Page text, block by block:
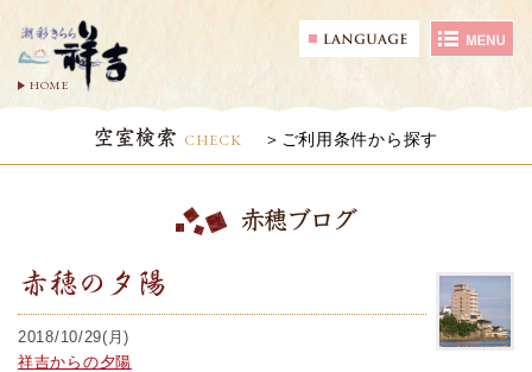
HOME
空室検索 CHECK ご利用条件から探す
赤穂ブログ
赤穂の夕陽
2018/10/29(月)
祥吉からの夕陽